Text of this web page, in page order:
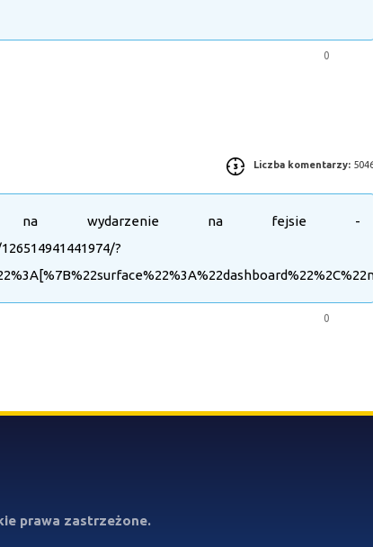
0
Liczba komentarzy:
na wydarzenie na fejsie -
?
0
prawa zastrzeżone.